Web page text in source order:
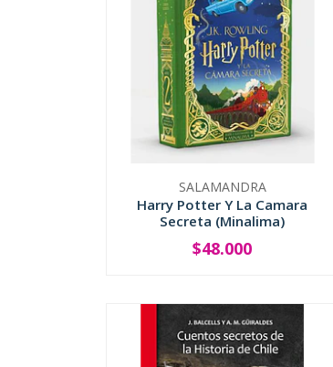
SALAMANDRA
Harry Potter Y La Camara
Secreta (Minalima)
+
$48.000